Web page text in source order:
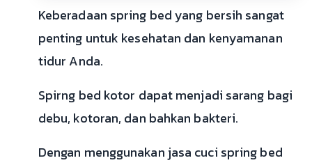
Keberadaan spring bed yang bersih sangat
penting untuk kesehatan dan kenyamanan
tidur Anda.
Spirng bed kotor dapat menjadi sarang bagi
debu, kotoran, dan bahkan bakteri.
Dengan menggunakan jasa cuci spring bed